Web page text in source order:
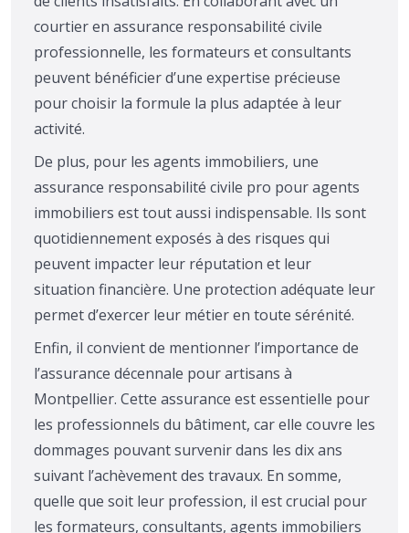
courtier en assurance responsabilité civile
professionnelle, les formateurs et consultants
peuvent bénéficier d’une expertise précieuse
pour choisir la formule la plus adaptée à leur
activité.
De plus, pour les agents immobiliers, une
assurance responsabilité civile pro pour agents
immobiliers est tout aussi indispensable. Ils sont
quotidiennement exposés à des risques qui
peuvent impacter leur réputation et leur
situation financière. Une protection adéquate leur
permet d’exercer leur métier en toute sérénité.
Enfin, il convient de mentionner l’importance de
l’assurance décennale pour artisans à
Montpellier. Cette assurance est essentielle pour
les professionnels du bâtiment, car elle couvre les
dommages pouvant survenir dans les dix ans
suivant l’achèvement des travaux. En somme,
quelle que soit leur profession, il est crucial pour
les formateurs, consultants, agents immobiliers